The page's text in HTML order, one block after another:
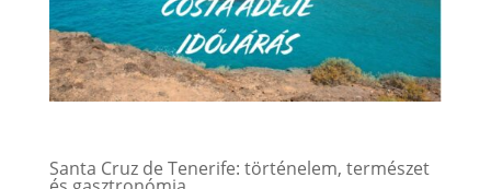
Santa Cruz de Tenerife: történelem, természet